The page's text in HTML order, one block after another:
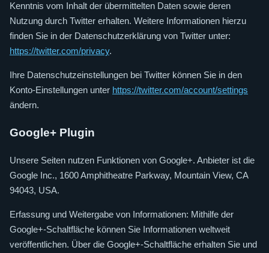
Kenntnis vom Inhalt der übermittelten Daten sowie deren
Nutzung durch Twitter erhalten. Weitere Informationen hierzu
finden Sie in der Datenschutzerklärung von Twitter unter:
https://twitter.com/privacy.
Ihre Datenschutzeinstellungen bei Twitter können Sie in den
Konto-Einstellungen unter https://twitter.com/account/settings
ändern.
Google+ Plugin
Unsere Seiten nutzen Funktionen von Google+. Anbieter ist die
Google Inc., 1600 Amphitheatre Parkway, Mountain View, CA
94043, USA.
Erfassung und Weitergabe von Informationen: Mithilfe der
Google+-Schaltfläche können Sie Informationen weltweit
veröffentlichen. Über die Google+-Schaltfläche erhalten Sie und